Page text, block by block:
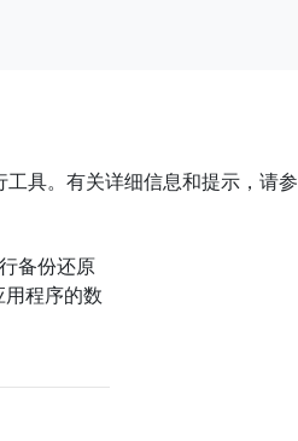
具。有关详细信息和提示，请参
备份还原
程序的数